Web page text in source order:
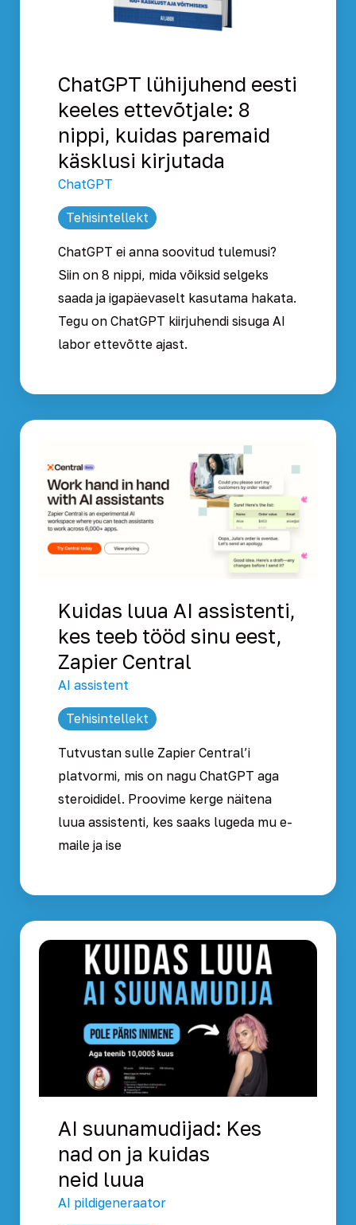
ChatGPT lühijuhend eesti
keeles ettevõtjale: 8
nippi, kuidas paremaid
käsklusi kirjutada
ChatGPT
Tehisintellekt
ChatGPT ei anna soovitud tulemusi?
Siin on 8 nippi, mida võiksid selgeks
saada ja igapäevaselt kasutama hakata.
Tegu on ChatGPT kiirjuhendi sisuga AI
labor ettevõtte ajast.
Kuidas luua AI assistenti,
kes teeb tööd sinu eest,
Zapier Central
AI assistent
Tehisintellekt
Tutvustan sulle Zapier Central’i
platvormi, mis on nagu ChatGPT aga
steroididel. Proovime kerge näitena
luua assistenti, kes saaks lugeda mu e-
maile ja ise
AI suunamudijad: Kes
nad on ja kuidas
neid luua
AI pildigeneraator